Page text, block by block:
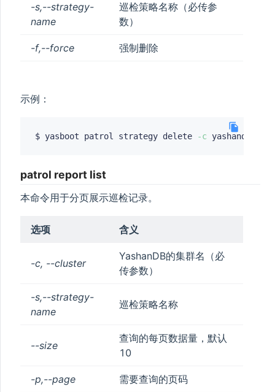
-s,--strategy-
name
巡检策略名称（必传参
数）
-f,--force 强制删除
示例：
$ yasboot patrol strategy delete -c yashandb
patrol report list
本命令用于分页展示巡检记录。
选项 含义
-c, --cluster
YashanDB的集群名（必
传参数）
-s,--strategy-
name
巡检策略名称
--size
查询的每页数据量，默认
10
-p,--page 需要查询的页码